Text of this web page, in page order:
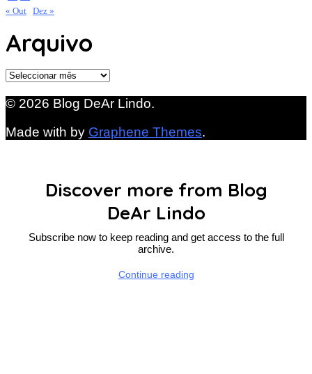
« Out Dez »
Arquivo
Arquivo
© 2026 Blog DeAr Lindo.
Made with by Graphene Themes.
Discover more from Blog
DeAr Lindo
Subscribe now to keep reading and get access to the full
archive.
Continue reading